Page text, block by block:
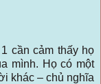
cần cảm thấy họ
mình. Họ có một
khác – chủ nghĩa